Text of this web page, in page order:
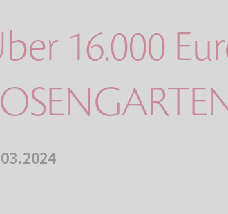
16.000